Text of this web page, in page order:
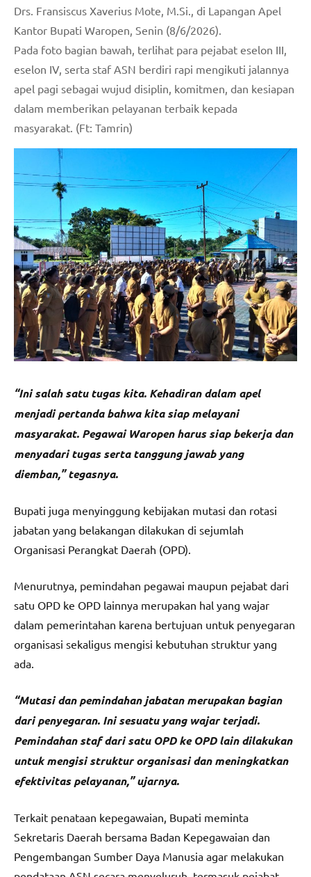
Drs. Fransiscus Xaverius Mote, M.Si., di Lapangan Apel
Kantor Bupati Waropen, Senin (8/6/2026).
Pada foto bagian bawah, terlihat para pejabat eselon III,
eselon IV, serta staf ASN berdiri rapi mengikuti jalannya
apel pagi sebagai wujud disiplin, komitmen, dan kesiapan
dalam memberikan pelayanan terbaik kepada
masyarakat. (Ft: Tamrin)
“Ini salah satu tugas kita. Kehadiran dalam apel
menjadi pertanda bahwa kita siap melayani
masyarakat. Pegawai Waropen harus siap bekerja dan
menyadari tugas serta tanggung jawab yang
diemban,” tegasnya.
Bupati juga menyinggung kebijakan mutasi dan rotasi
jabatan yang belakangan dilakukan di sejumlah
Organisasi Perangkat Daerah (OPD).
Menurutnya, pemindahan pegawai maupun pejabat dari
satu OPD ke OPD lainnya merupakan hal yang wajar
dalam pemerintahan karena bertujuan untuk penyegaran
organisasi sekaligus mengisi kebutuhan struktur yang
ada.
“Mutasi dan pemindahan jabatan merupakan bagian
dari penyegaran. Ini sesuatu yang wajar terjadi.
Pemindahan staf dari satu OPD ke OPD lain dilakukan
untuk mengisi struktur organisasi dan meningkatkan
efektivitas pelayanan,” ujarnya.
Terkait penataan kepegawaian, Bupati meminta
Sekretaris Daerah bersama Badan Kepegawaian dan
Pengembangan Sumber Daya Manusia agar melakukan